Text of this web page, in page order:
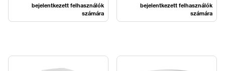
bejelentkezett felhasználók
számára
bejelentkezett felhasználók
számára